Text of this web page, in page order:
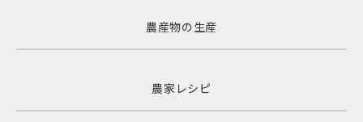
農産物の生産
農家レシピ